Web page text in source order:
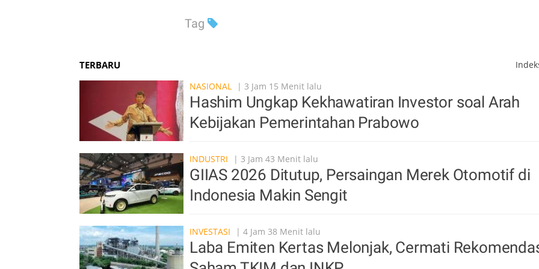
Tag
TERBARU
NASIONAL
| 3 Jam 15 Menit lalu
Hashim Ungkap Kekhawatiran Investor soal Arah
Kebijakan Pemerintahan Prabowo
INDUSTRI | 3 Jam 43 Menit lalu
GIIAS 2026 Ditutup, Persaingan Merek Otomotif di
Indonesia Makin Sengit
INVESTASI | 4 Jam 38 Menit lalu
Laba Emiten Kertas Melonjak, Cermati